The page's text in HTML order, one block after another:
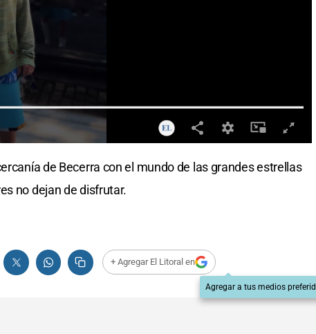
de Becerra con el mundo de las grandes estrellas
no dejan de disfrutar.
+ Agregar El Litoral en
Agregar a tus medios